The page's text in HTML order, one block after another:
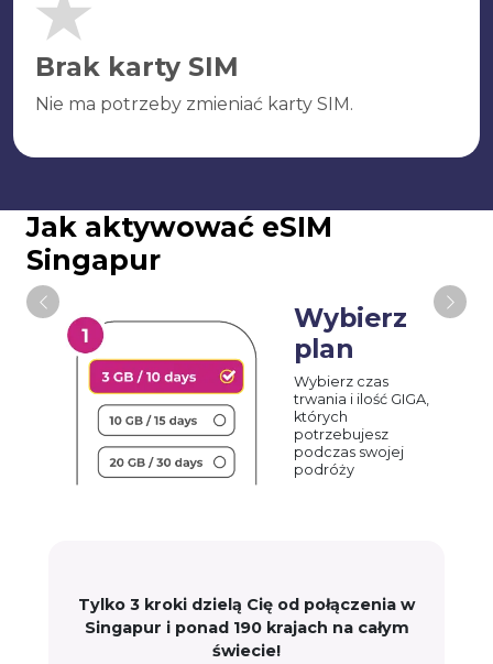
Brak karty SIM
Nie ma potrzeby zmieniać karty SIM.
Jak aktywować eSIM
Singapur
Wybierz
plan
Wybierz czas
trwania i ilość GIGA,
których
potrzebujesz
podczas swojej
podróży
Tylko 3 kroki dzielą Cię od połączenia w
Singapur i ponad 190 krajach na całym
świecie!